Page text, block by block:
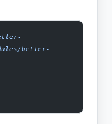
better-